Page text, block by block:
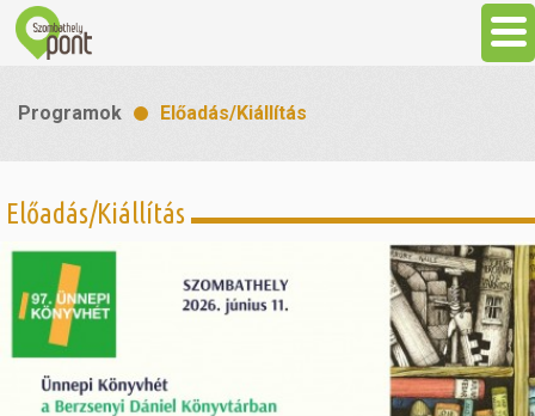
Látnivalók
Gasztronómia
Szállás
Programok Előadás/Kiállítás
Előadás/Kiállítás